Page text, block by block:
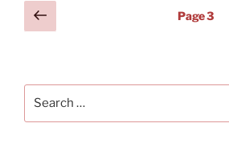
Posts
navigation
Previous
page
Page3